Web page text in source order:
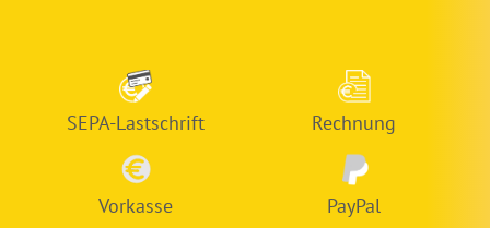
SEPA-Lastschrift Rechnung
Vorkasse PayPal